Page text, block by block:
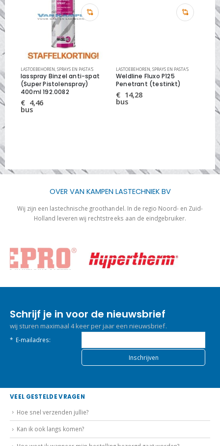
LASTOEBEHOREN, SPRAYS EN PASTA'S
lasspray Binzel anti-spat
(Super Pistolenspray)
400ml 192.0082
€ 4,46
bus
LASTOEBEHOREN, SPRAYS EN PASTA'S
Weldline Fluxo P125
Penetrant (testinkt)
€ 14,28
bus
OVER VAN KAMPEN LASTECHNIEK BV
Wij zijn een lastechnische groothandel. In de regio Noord- en Zuid-
Holland leveren wij rechtstreeks aan de eindgebruiker.
Schrijf je in voor de nieuwsbrief
wij sturen maximaal 4 keer per jaar een nieuwsbrief.
VEEL GESTELDE VRAGEN
Kan ik ook langs komen?
Hoe weet ik wanneer mijn bestelling bezorgd gaat worden?